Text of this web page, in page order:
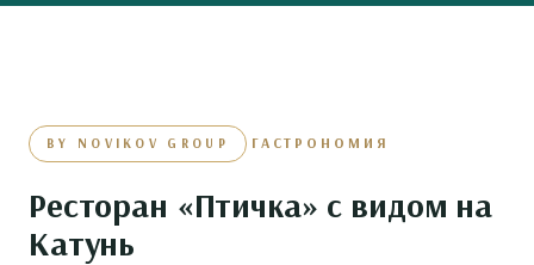
BY NOVIKOV GROUP ГАСТРОНОМИЯ
Ресторан «Птичка» с видом на
Катунь